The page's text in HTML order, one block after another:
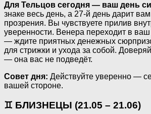
Для Тельцов сегодня — ваш день
знаке весь день, а 27-й день дарит
прозрения. Вы чувствуете прилив
уверенности. Венера переходит в
— ждите приятных денежных
для стрижки и ухода за собой.
— она вас не подведёт.
Совет дня: Действуйте уверенно —
вашей стороне.
♊ БЛИЗНЕЦЫ (21.05 – 21.06)